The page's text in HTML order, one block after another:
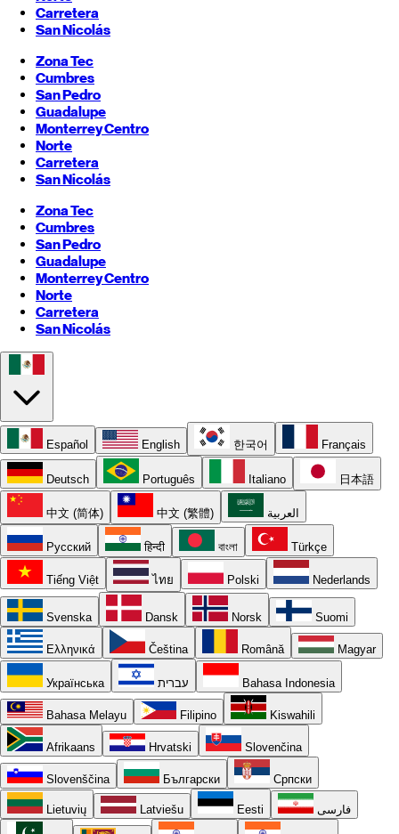
Carretera
San Nicolás
Zona Tec
Cumbres
San Pedro
Guadalupe
MonterreyCentro
Norte
Carretera
San Nicolás
Zona Tec
Cumbres
San Pedro
Guadalupe
MonterreyCentro
Norte
Carretera
San Nicolás
Español English 한국어 Français
Deutsch Português Italiano 日本語
中文 (简体) 中文 (繁體) العربية
Русский हिन्दी বাংলা Türkçe
Tiếng Việt ไทย Polski Nederlands
Svenska Dansk Norsk Suomi
Ελληνικά Čeština Română Magyar
Українська עברית Bahasa Indonesia
Bahasa Melayu Filipino Kiswahili
Afrikaans Hrvatski Slovenčina
Slovenščina Български Српски
Lietuvių Latviešu Eesti فارسی